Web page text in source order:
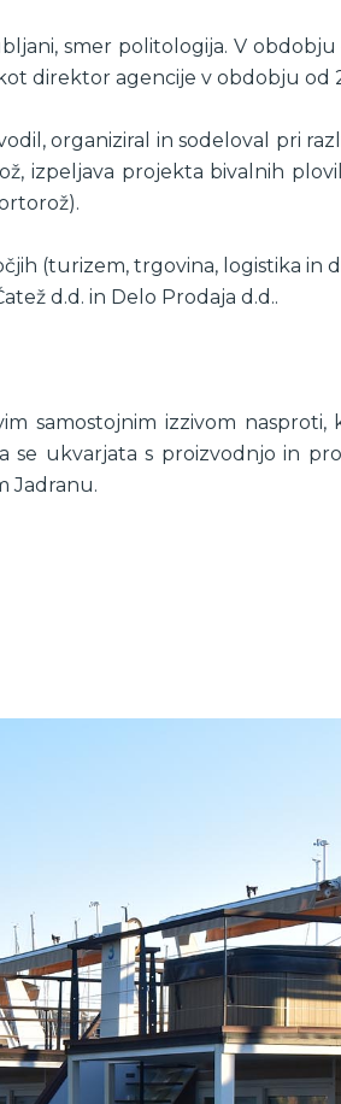
smer politologija. V obdobju
direktor agencije v obdobju od
organiziral in sodeloval pri
izpeljava projekta bivalnih plovil
(turizem, trgovina, logistika in
d.d. in Delo Prodaja d.d..
samostojnim izzivom
se ukvarjata s proizvodnjo in
Jadranu.